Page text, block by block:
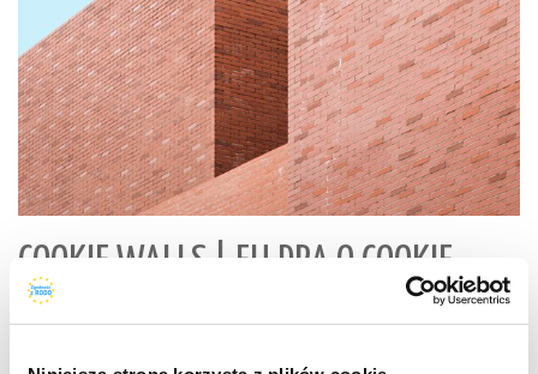
COOKIE WALLS | EU DPA O COOKIE
WALLS I UDZIELANIU ZGODY